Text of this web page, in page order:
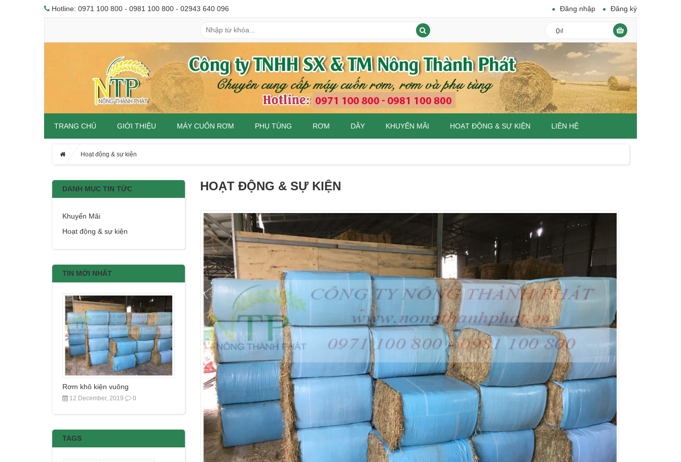
Hotline: 0971 100 800 - 0981 100 800 - 02943 640 096 Đăng nhập Đăng ký
0₫
TRANG CHỦ GIỚI THIỆU MÁY CUỐN RƠM PHỤ TÙNG RƠM DÂY KHUYẾN MÃI HOẠT ĐỘNG & SỰ KIỆN LIÊN HỆ
Hoạt động & sự kiện
DANH MỤC TIN TỨC
Khuyến Mãi
Hoạt động & sự kiện
TIN MỚI NHẤT
Rơm khô kiện vuông
12 December, 2019 0
TAGS
HOẠT ĐỘNG & SỰ KIỆN